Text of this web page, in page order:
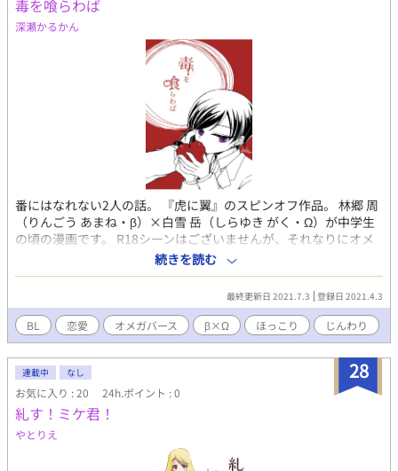
毒を喰らわば
深瀬かるかん
番にはなれない2人の話。 『虎に翼』のスピンオフ作品。 林郷 周
（りんごう あまね・β）×白雪 岳（しらゆき がく・Ω）が中学生
の頃の漫画です。 R18シーンはございませんが、それなりにオメ
ガバースしていたり、ちょっとアレな話も出てきます。 モブや近
親相姦に関する話も出てくるので、地雷のない方向けかもしれま
せん。ご注意ください。 実はまとめ本を作って通販中です。 作者
のTwitterにショップのリンクをご用意しております。
続きを読む
最終更新日 2021.7.3 登録日 2021.4.3
BL 恋愛 オメガバース β×Ω ほっこり じんわり
28
連載中 なし
お気に入り : 20 24h.ポイント : 0
糺す！ミケ君！
やとりえ